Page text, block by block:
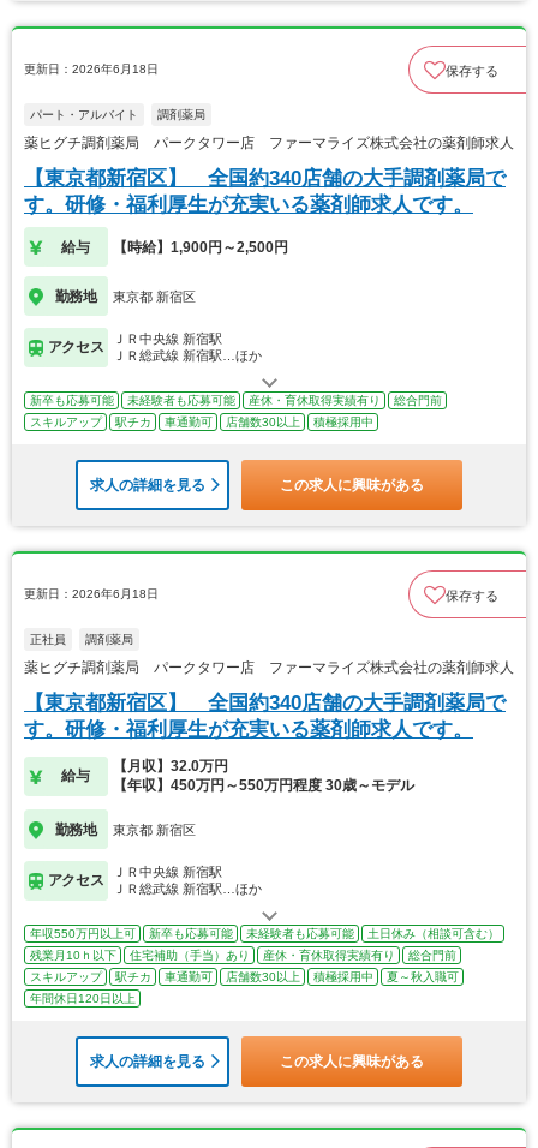
更新日：2026年6月18日 保存する
パート・アルバイト 調剤薬局
薬ヒグチ調剤薬局 パークタワー店 ファーマライズ株式会社の薬剤師求人
【東京都新宿区】 全国約340店舗の大手調剤薬局で
す。研修・福利厚生が充実いる薬剤師求人です。
給与 【時給】1,900円～2,500円
勤務地 東京都 新宿区
アクセス
ＪＲ中央線 新宿駅
ＪＲ総武線 新宿駅…ほか
新卒も応募可能 未経験者も応募可能 産休・育休取得実績有り
総合門前
スキルアップ
駅チカ 車通勤可 店舗数30以上 積極採用中
求人の詳細を見る この求人に興味がある
更新日：2026年6月18日 保存する
正社員 調剤薬局
薬ヒグチ調剤薬局 パークタワー店 ファーマライズ株式会社の薬剤師求人
【東京都新宿区】 全国約340店舗の大手調剤薬局で
す。研修・福利厚生が充実いる薬剤師求人です。
給与
【月収】32.0万円
【年収】450万円～550万円程度 30歳～モデル
勤務地 東京都 新宿区
アクセス
ＪＲ中央線 新宿駅
ＪＲ総武線 新宿駅…ほか
年収550万円以上可 新卒も応募可能 未経験者も応募可能
土日休み（相談可含む）
残業月10ｈ以下
住宅補助（手当）あり 産休・育休取得実績有り
総合門前
スキルアップ
駅チカ 車通勤可 店舗数30以上 積極採用中
夏～秋入職可
年間休日120日以上
求人の詳細を見る この求人に興味がある